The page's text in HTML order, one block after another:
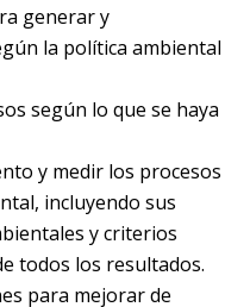
generar y
la política ambiental
según lo que se haya
y medir los procesos
incluyendo sus
y criterios
todos los resultados.
para mejorar de